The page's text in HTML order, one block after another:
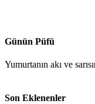
Günün Püfü
Yumurtanın akı ve
Son Eklenenler